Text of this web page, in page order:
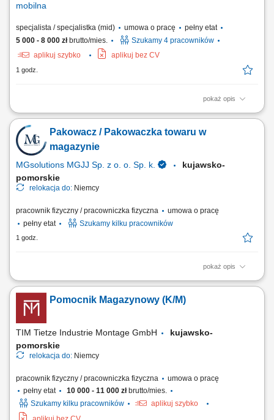
mobilna
specjalista / specjalistka (mid) umowa o pracę
pełny etat
5 000 - 8 000 złbrutto/mies.
Szukamy 4 pracowników
aplikuj szybko
aplikuj bez CV
1 godz.
pokaż opis
Poszukujemy Konsultantów ds. Żywienia w kilku lokalizacjach w Polsce.
Zakres obowiązków: Sprzedaż dodatków paszowych dla bydła na
powierzonym terenie. Pozyskiwanie nowych klientów oraz rozwijanie
współpracy z obecnymi partnerami. Budowanie długofalowych relacji z
hodowcami i...
Pakowacz / Pakowaczka towaru w
magazynie
MGsolutions MGJJ Sp. z o. o. Sp. k.
kujawsko-
pomorskie
relokacja do: Niemcy
pracownik fizyczny / pracowniczka fizyczna
umowa o pracę
pełny etat
Szukamy kilku pracowników
1 godz.
pokaż opis
Opis stanowiska Proste prace przy pakowaniu towaru niewymagające
doświadczenia i znajomości języka; Układanie produktów; Inne prace
pomocnicze;Pomocnik Magazynowy (K/M)
TIM Tietze Industrie Montage GmbH
kujawsko-
pomorskie
relokacja do: Niemcy
pracownik fizyczny / pracowniczka fizyczna
umowa o pracę
pełny etat
10 000 - 11 000 złbrutto/mies.
Szukamy kilku pracowników
aplikuj szybko